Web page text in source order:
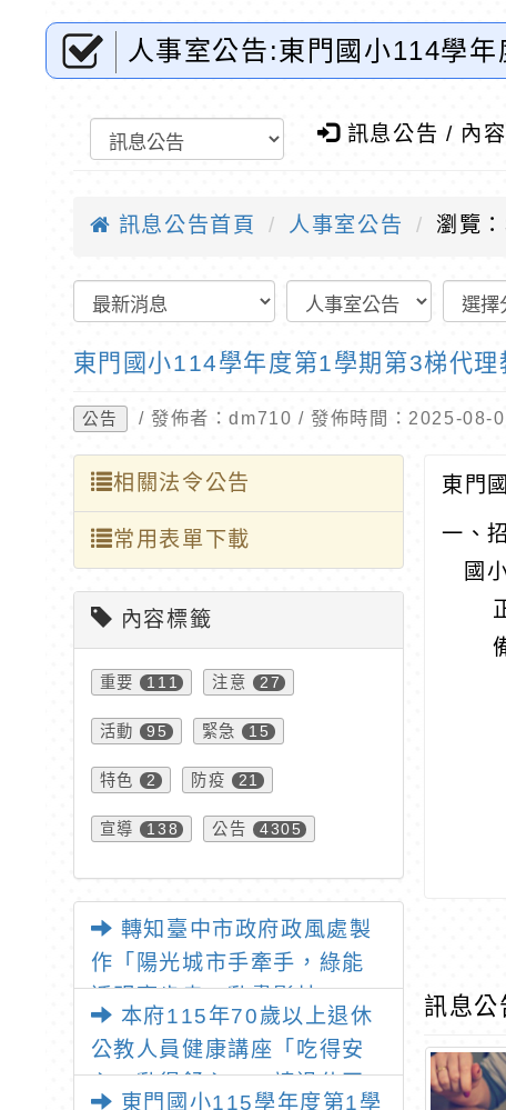
人事室公告:東門國小114學
訊息公告 / 內容
訊息公告首頁 人事室公告 瀏覽
東門國小114學年度第1學期第3梯代
公告 / 發佈者：dm710 / 發佈時間：2025-08-
相關法令公告
常用表單下載
內容標籤
重要 111 注意 27
活動 95 緊急 15
特色 2 防疫 21
宣導 138 公告 4305
轉知臺中市政府政風處製
作「陽光城市手牽手，綠能
透明齊步走」動畫影片
本府115年70歲以上退休
公教人員健康講座「吃得安
心，動得舒心」，請退休同
東門國小115學年度第1學
東門
一、
國
正
備
訊息公